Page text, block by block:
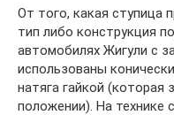
От того, какая ступица
тип либо конструкция
автомобилях Жигули с
использованы
натяга гайкой (которая
положении). На технике